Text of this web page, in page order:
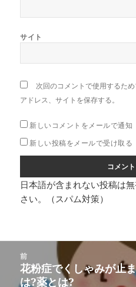
サイト
次回のコメントで使用するた
アドレス、サイトを保存する。
新しいコメントをメールで通知
新しい投稿をメールで受け取る
日本語が含まれない投稿は
さい。（スパム対策）
前
前
の
花粉症でくしゃみが止
は?薬とは?